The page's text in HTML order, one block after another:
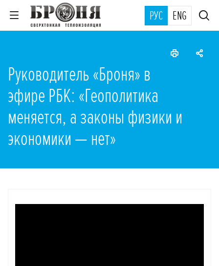
РУС ENG
Руководитель «Броня» в
эфире РБК: «Геополитика
меняется, а законы физики и
экономики — нет»